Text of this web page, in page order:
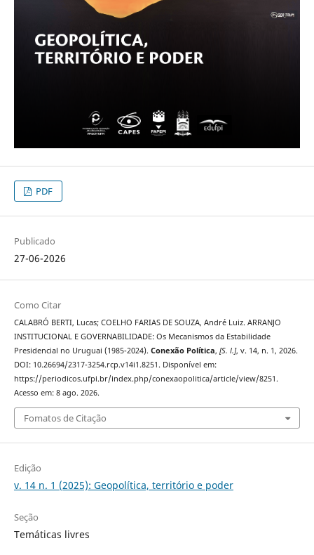
PDF
Publicado
27-06-2026
Como Citar
CALABRÓ BERTI, Lucas; COELHO FARIAS DE SOUZA, André Luiz. ARRANJO
INSTITUCIONAL E GOVERNABILIDADE: Os Mecanismos da Estabilidade
Presidencial no Uruguai (1985-2024). Conexão Política, [S. l.], v. 14, n. 1, 2026.
DOI: 10.26694/2317-3254.rcp.v14i1.8251. Disponível em:
https://periodicos.ufpi.br/index.php/conexaopolitica/article/view/8251.
Acesso em: 8 ago. 2026.
Fomatos de Citação
Edição
v. 14 n. 1 (2025): Geopolítica, território e poder
Seção
Temáticas livres